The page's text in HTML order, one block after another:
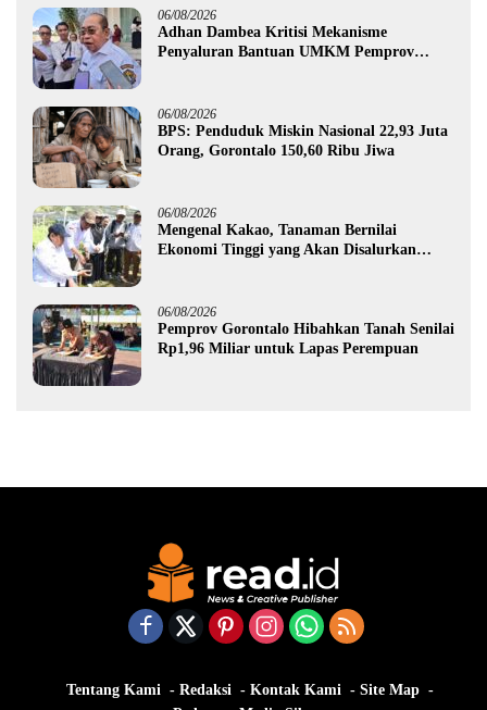
06/08/2026
Adhan Dambea Kritisi Mekanisme
Penyaluran Bantuan UMKM Pemprov
06/08/2026
BPS: Penduduk Miskin Nasional 22,93 Juta
Orang, Gorontalo 150,60 Ribu Jiwa
06/08/2026
Mengenal Kakao, Tanaman Bernilai
Ekonomi Tinggi yang Akan Disalurkan
06/08/2026
Pemprov Gorontalo Hibahkan Tanah Senilai
Rp1,96 Miliar untuk Lapas Perempuan
Tentang Kami Redaksi Kontak Kami
Site Map